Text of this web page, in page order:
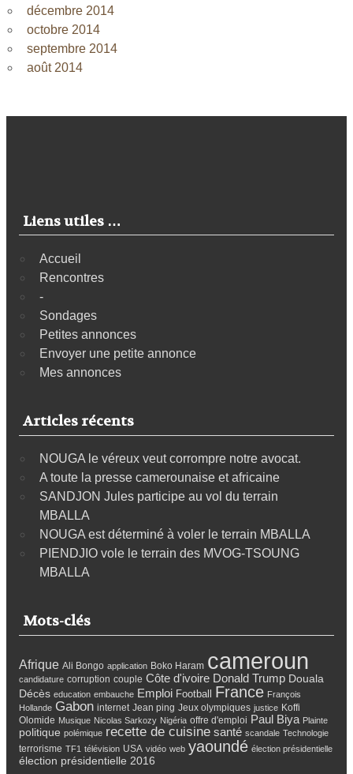
décembre 2014
octobre 2014
septembre 2014
août 2014
Liens utiles …
Accueil
Rencontres
-
Sondages
Petites annonces
Envoyer une petite annonce
Mes annonces
Articles récents
NOUGA le véreux veut corrompre notre avocat.
A toute la presse camerounaise et africaine
SANDJON Jules participe au vol du terrain
MBALLA
NOUGA est déterminé à voler le terrain MBALLA
PIENDJIO vole le terrain des MVOG-TSOUNG
MBALLA
Mots-clés
Afrique Ali Bongo application Boko Haram cameroun
candidature corruption couple Côte d'ivoire Donald Trump Douala
Décès education embauche Emploi Football France François
Hollande Gabon internet Jean ping Jeux olympiques justice Koffi
Olomide Musique Nicolas Sarkozy Nigéria offre d'emploi Paul Biya Plainte
politique polémique recette de cuisine santé scandale Technologie
terrorisme TF1 télévision USA vidéo web yaoundé élection présidentielle
élection présidentielle 2016